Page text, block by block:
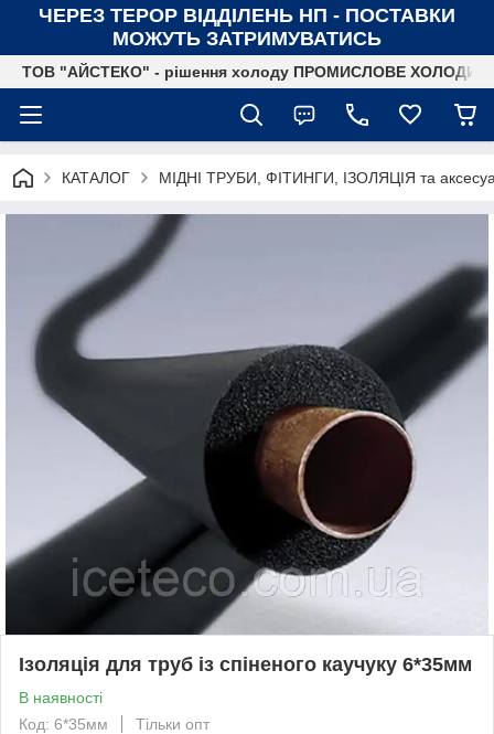
ЧЕРЕЗ ТЕРОР ВІДДІЛЕНЬ НП - ПОСТАВКИ
МОЖУТЬ ЗАТРИМУВАТИСЬ
ТОВ "АЙСТЕКО" - рішення холоду ПРОМИСЛОВЕ
КАТАЛОГ МІДНІ ТРУБИ, ФІТИНГИ, ІЗОЛЯЦІЯ та
Ізоляція для труб із спіненого каучуку 6*35мм
В наявності
Код: 6*35мм
Тільки опт